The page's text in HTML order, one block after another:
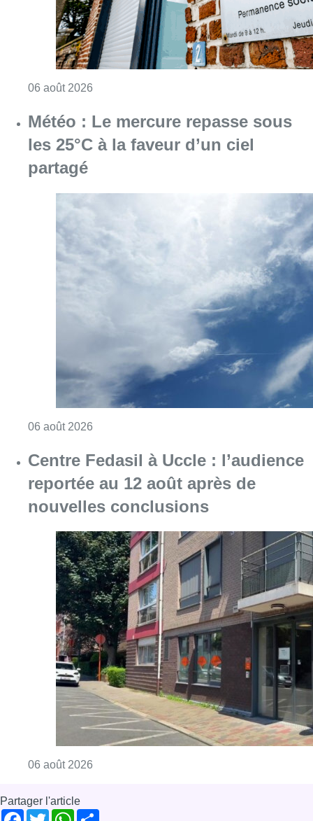
06 août 2026
Météo : Le mercure repasse sous
les 25°C à la faveur d’un ciel
partagé
06 août 2026
Centre Fedasil à Uccle : l’audience
reportée au 12 août après de
nouvelles conclusions
06 août 2026
Partager l'article
Facebook
TwitterWhatsApp